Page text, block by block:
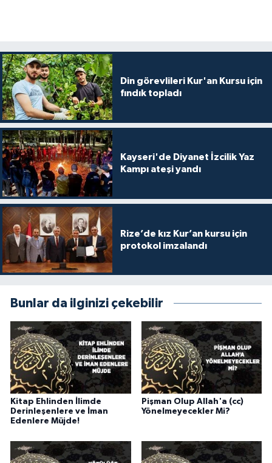
Din görevlileri Kur'an Kursu için
fındık topladı
Kayseri'de Diyanet İzcilik Yaz
Kampı ateşi yandı
Rize’de kız Kur’an kursu için
protokol imzalandı
Bunlar da ilginizi çekebilir
Kitap Ehlinden İlimde
Derinleşenlere ve İman
Edenlere Müjde!
Pişman Olup Allah'a (cc)
Yönelmeyecekler Mi?
Erzurum Müftülüğü
Eskişehir Müftülüğü
Gaziantep Müftülüğü
Giresun Müftülüğü
Gümüşhane Müftülüğü
Hakkari Müftülüğü
Hatay Müftülüğü
Isparta Müftülüğü
İstanbul Müftülüğü
İzmir Müftülüğü
Kahramanmaraş Müftülüğü
Karabük Müftülüğü